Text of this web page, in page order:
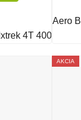
Ixtrek 4T 4000
Aero
AKCIA